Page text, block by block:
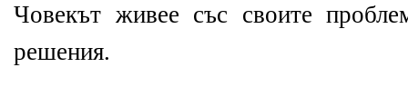
Човекът живее със своите
решения.